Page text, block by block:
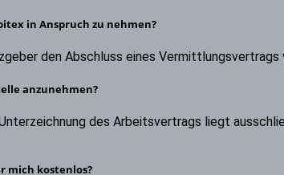
in Anspruch zu nehmen?
den Abschluss eines
anzunehmen?
des Arbeitsvertrags liegt
mich kostenlos?